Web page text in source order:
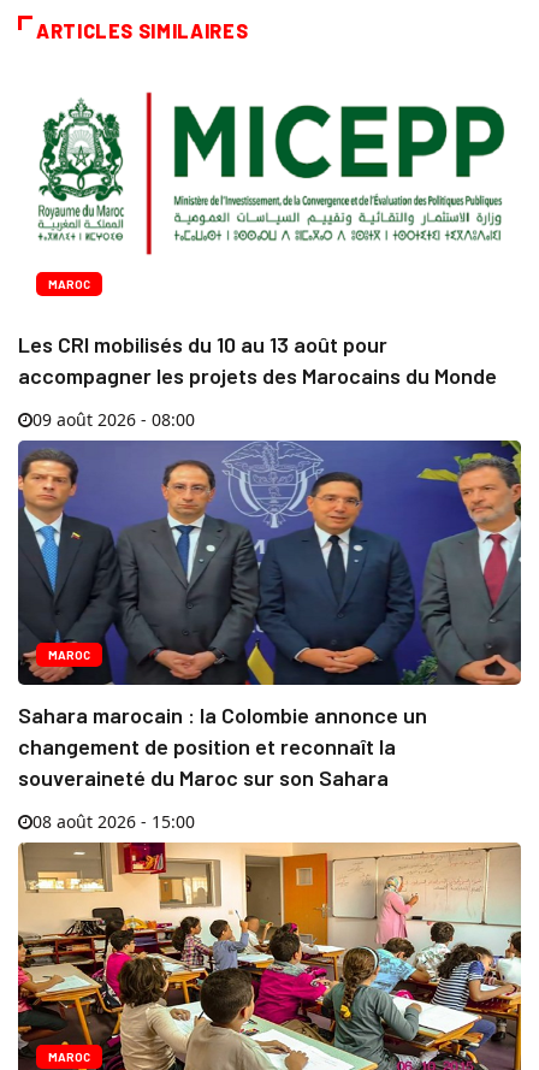
ARTICLES SIMILAIRES
MAROC
Les CRI mobilisés du 10 au 13 août pour
accompagner les projets des Marocains du Monde
09 août 2026 - 08:00
MAROC
Sahara marocain : la Colombie annonce un
changement de position et reconnaît la
souveraineté du Maroc sur son Sahara
08 août 2026 - 15:00
MAROC